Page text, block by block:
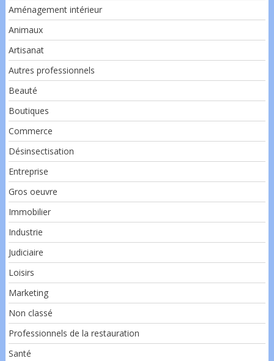
Aménagement intérieur
Animaux
Artisanat
Autres professionnels
Beauté
Boutiques
Commerce
Désinsectisation
Entreprise
Gros oeuvre
Immobilier
Industrie
Judiciaire
Loisirs
Marketing
Non classé
Professionnels de la restauration
Santé